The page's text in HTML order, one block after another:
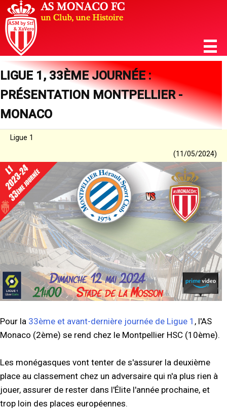
LIGUE 1, 33ÈME JOURNÉE :
PRÉSENTATION MONTPELLIER -
MONACO
Ligue 1
(11/05/2024)
Pour la 33ème et avant-dernière journée de Ligue 1 , l'AS
Monaco (2ème) se rend chez le Montpellier HSC (10ème).
Les monégasques vont tenter de s'assurer la deuxième
place au classement chez un adversaire qui n'a plus rien à
jouer, assurer de rester dans l'Élite l'année prochaine, et
trop loin des places européennes.